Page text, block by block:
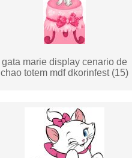
gata marie display cenario de
chao totem mdf dkorinfest (15)